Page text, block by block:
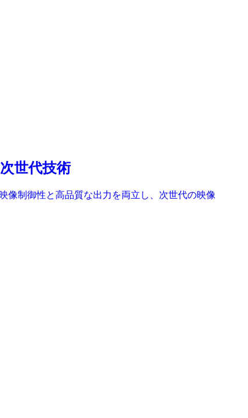
世代技術
像制御性と高品質な出力を両立し、次世代の映像